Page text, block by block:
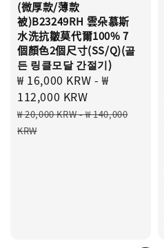
(微厚款/薄款
被)B23249RH 雲朵慕斯
水洗抗皺莫代爾100% 7
個顏色2個尺寸(SS/Q)(골
든 링클모달 간절기)
Sale
price
₩ 16,000 KRW -₩
112,000 KRW
Regular
price
₩ 20,000 KRW-₩ 140,000
KRW